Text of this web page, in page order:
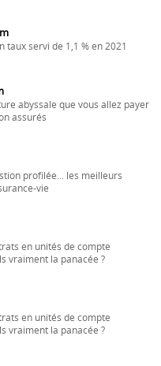
taux servi de 1,1 % en 2021
abyssale que vous allez payer
assurés
profilée... les meilleurs
vie
en unités de compte
vraiment la panacée ?
en unités de compte
vraiment la panacée ?